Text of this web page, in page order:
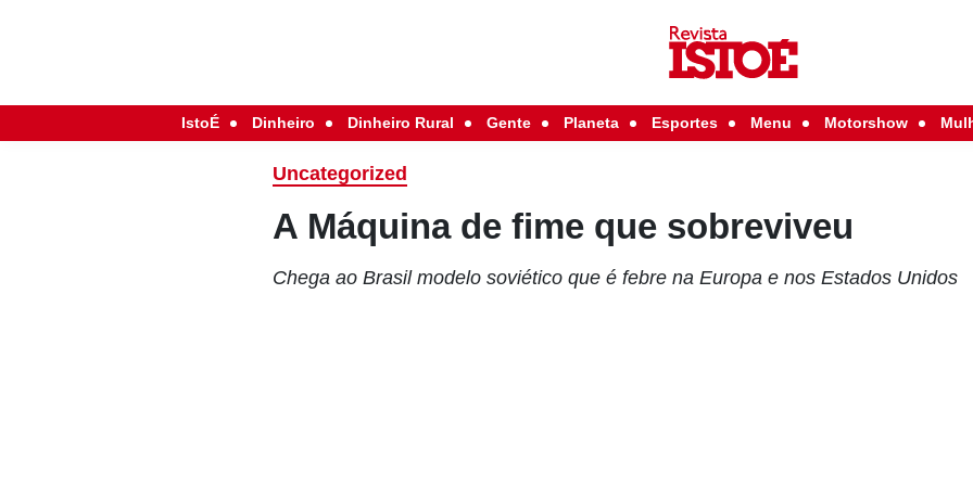
IstoÉ Dinheiro Dinheiro Rural Gente Planeta Esportes Menu Motorshow
Uncategorized
A Máquina de fime que sobreviveu
Chega ao Brasil modelo soviético que é febre na Europa e nos Estados Unidos